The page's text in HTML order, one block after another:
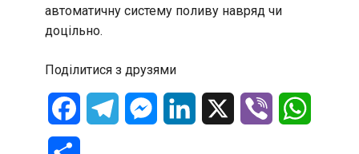
автоматичну систему поливу навряд чи
доцільно.
Поділитися з друзями
FacebookTelegramMessenger
LinkedIn Viber